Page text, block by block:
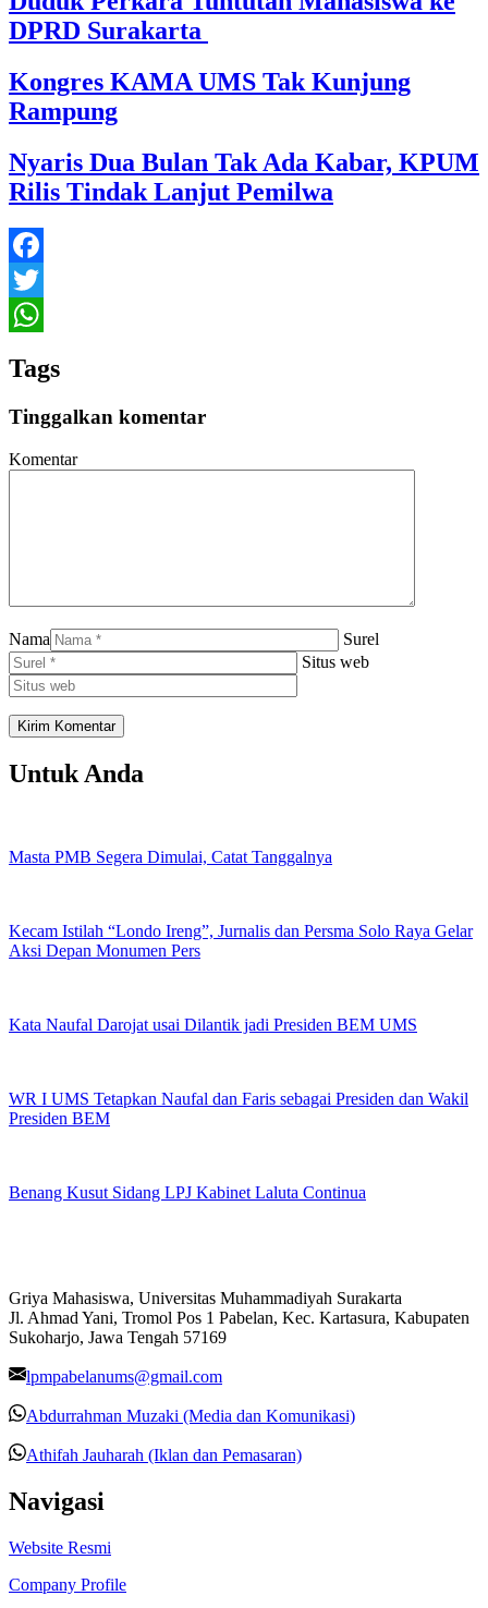
DPRD Surakarta
Kongres KAMA UMS Tak Kunjung
Rampung
Nyaris Dua Bulan Tak Ada Kabar, KPUM
Rilis Tindak Lanjut Pemilwa
Facebook
Twitter
Tags
Tinggalkan komentar
Komentar
Nama
Surel
Situs web
Untuk Anda
Masta PMB Segera Dimulai, Catat Tanggalnya
Kecam Istilah “Londo Ireng”, Jurnalis dan Persma Solo Raya Gelar
Aksi Depan Monumen Pers
Kata Naufal Darojat usai Dilantik jadi Presiden BEM UMS
WR I UMS Tetapkan Naufal dan Faris sebagai Presiden dan Wakil
Presiden BEM
Benang Kusut Sidang LPJ Kabinet Laluta Continua
Griya Mahasiswa, Universitas Muhammadiyah Surakarta
Jl. Ahmad Yani, Tromol Pos 1 Pabelan, Kec. Kartasura, Kabupaten
Sukoharjo, Jawa Tengah 57169
lpmpabelanums@gmail.com
Abdurrahman Muzaki (Media dan Komunikasi)
Athifah Jauharah (Iklan dan Pemasaran)
Navigasi
Website Resmi
Company Profile